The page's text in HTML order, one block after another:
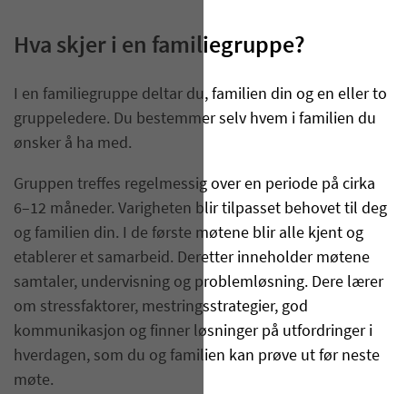
Hva skjer i en familiegruppe?
I en familiegruppe deltar du, familien din og en eller to
gruppeledere. Du bestemmer selv hvem i familien du
ønsker å ha med.
Gruppen treffes regelmessig over en periode på cirka
6–12 måneder. Varigheten blir tilpasset behovet til deg
og familien din. I de første møtene blir alle kjent og
etablerer et samarbeid. Deretter inneholder møtene
samtaler, undervisning og problemløsning. Dere lærer
om stressfaktorer, mestringsstrategier, god
kommunikasjon og finner løsninger på utfordringer i
hverdagen, som du og familien kan prøve ut før neste
møte.